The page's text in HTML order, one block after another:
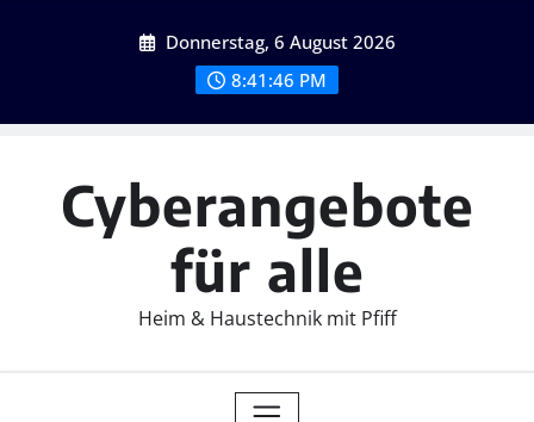
Donnerstag, 6 August 2026
8:41:48 PM
Cyberangebote
für alle
Heim & Haustechnik mit Pfiff